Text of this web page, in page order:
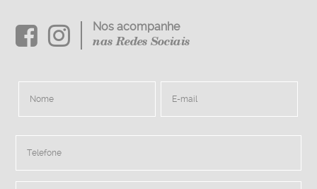
Nos acompanhe
nas Redes Sociais